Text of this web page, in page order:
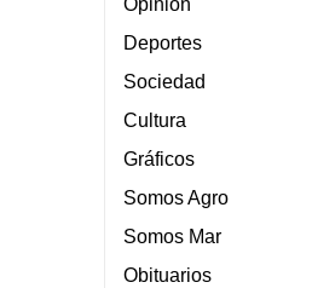
Deportes
Sociedad
Cultura
Gráficos
Somos Agro
Somos Mar
Obituarios